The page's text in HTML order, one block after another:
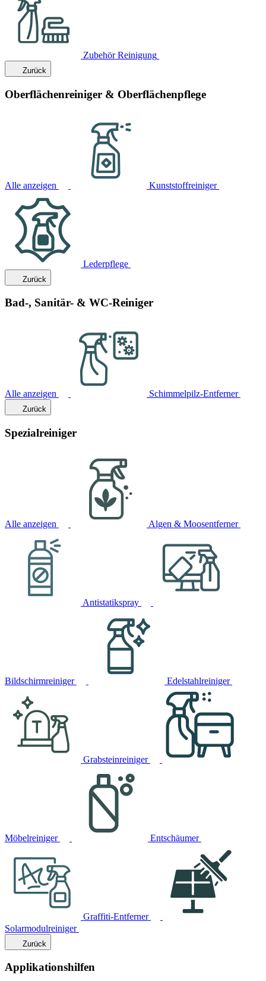
Zubehör Reinigung
Zurück
Oberflächenreiniger & Oberflächenpflege
Alle anzeigen Kunststoffreiniger
Lederpflege
Zurück
Bad-, Sanitär- & WC-Reiniger
Alle anzeigen Schimmelpilz-Entferner
Zurück
Spezialreiniger
Alle anzeigen Algen & Moosentferner
Antistatikspray
Bildschirmreiniger Edelstahlreiniger
Grabsteinreiniger
Möbelreiniger Entschäumer
Graffiti-Entferner
Solarmodulreiniger
Zurück
Applikationshilfen